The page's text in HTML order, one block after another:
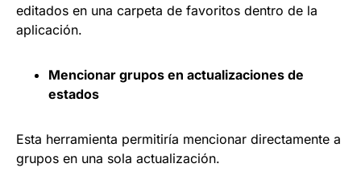
editados en una carpeta de favoritos dentro de la
aplicación.
Mencionar grupos en actualizaciones de
estados
Esta herramienta permitiría mencionar directamente a
grupos en una sola actualización.